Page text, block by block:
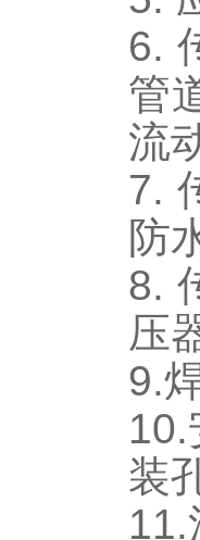
6.
管
流
7.
防
8.
压
9.
10.
装
11.